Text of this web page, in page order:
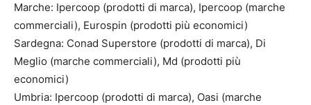
Marche: Ipercoop (prodotti di marca), Ipercoop (marche
commerciali), Eurospin (prodotti più economici)
Sardegna: Conad Superstore (prodotti di marca), Di
Meglio (marche commerciali), Md (prodotti più
economici)
Umbria: Ipercoop (prodotti di marca), Oasi (marche